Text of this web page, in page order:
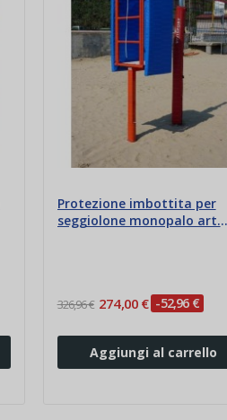
Protezione imbottita per
seggiolone monopalo art.
326,96 € 274,00 € -52,96 €
Aggiungi al carrello